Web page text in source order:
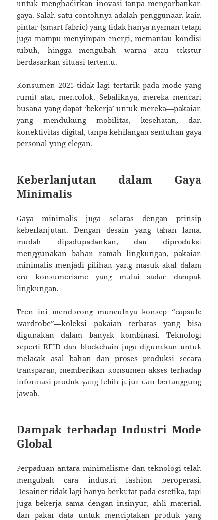
untuk menghadirkan inovasi tanpa mengorbankan
gaya. Salah satu contohnya adalah penggunaan kain
pintar (smart fabric) yang tidak hanya nyaman tetapi
juga mampu menyimpan energi, memantau kondisi
tubuh, hingga mengubah warna atau tekstur
berdasarkan situasi tertentu.
Konsumen 2025 tidak lagi tertarik pada mode yang
rumit atau mencolok. Sebaliknya, mereka mencari
busana yang dapat ‘bekerja’ untuk mereka—pakaian
yang mendukung mobilitas, kesehatan, dan
konektivitas digital, tanpa kehilangan sentuhan gaya
personal yang elegan.
Keberlanjutan dalam Gaya
Minimalis
Gaya minimalis juga selaras dengan prinsip
keberlanjutan. Dengan desain yang tahan lama,
mudah dipadupadankan, dan diproduksi
menggunakan bahan ramah lingkungan, pakaian
minimalis menjadi pilihan yang masuk akal dalam
era konsumerisme yang mulai sadar dampak
lingkungan.
Tren ini mendorong munculnya konsep “capsule
wardrobe”—koleksi pakaian terbatas yang bisa
digunakan dalam banyak kombinasi. Teknologi
seperti RFID dan blockchain juga digunakan untuk
melacak asal bahan dan proses produksi secara
transparan, memberikan konsumen akses terhadap
informasi produk yang lebih jujur dan bertanggung
jawab.
Dampak terhadap Industri Mode
Global
Perpaduan antara minimalisme dan teknologi telah
mengubah cara industri fashion beroperasi.
Desainer tidak lagi hanya berkutat pada estetika, tapi
juga bekerja sama dengan insinyur, ahli material,
dan pakar data untuk menciptakan produk yang